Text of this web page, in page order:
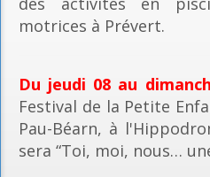
motrices à Prévert.
Du jeudi 08 au
Festival de la Petite
Pau-Béarn, à
sera “Toi, moi, nous…